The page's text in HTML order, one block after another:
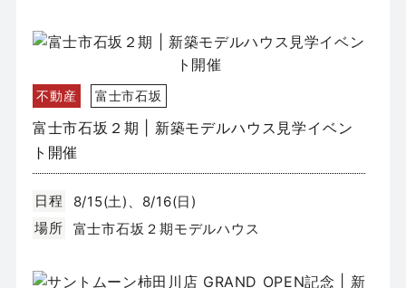
不動産 富士市石坂
富士市石坂２期 | 新築モデルハウス見学イベン
ト開催
日程
8/15(土)、8/16(日)
場所
富士市石坂２期モデルハウス